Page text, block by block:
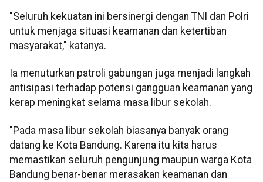
"Seluruh kekuatan ini bersinergi dengan TNI dan Polri
untuk menjaga situasi keamanan dan ketertiban
masyarakat," katanya.
Ia menuturkan patroli gabungan juga menjadi langkah
antisipasi terhadap potensi gangguan keamanan yang
kerap meningkat selama masa libur sekolah.
"Pada masa libur sekolah biasanya banyak orang
datang ke Kota Bandung. Karena itu kita harus
memastikan seluruh pengunjung maupun warga Kota
Bandung benar-benar merasakan keamanan dan